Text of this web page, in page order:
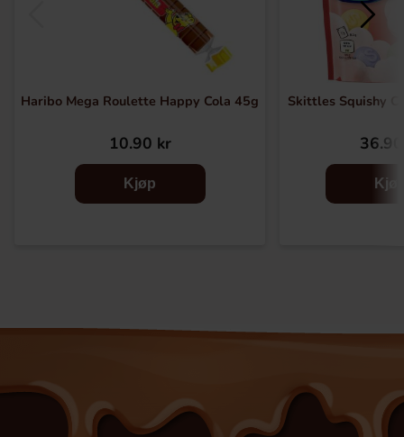
Haribo Mega Roulette Happy Cola 45g
10.90 kr
Kjøp
Skittles Squishy